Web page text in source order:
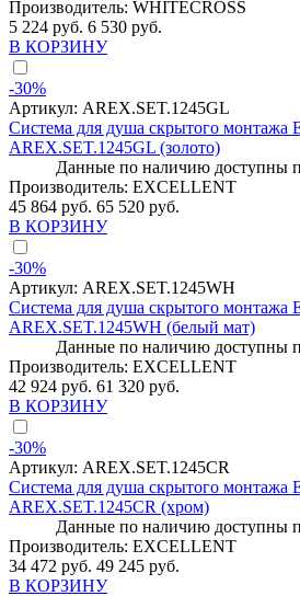
Производитель: WHITECROSS
5 224 руб. 6 530 руб.
В КОРЗИНУ
-30%
Артикул: AREX.SET.1245GL
Система для душа скрытого монтажа
AREX.SET.1245GL (золото)
Данные по наличию доступны
Производитель: EXCELLENT
45 864 руб. 65 520 руб.
В КОРЗИНУ
-30%
Артикул: AREX.SET.1245WH
Система для душа скрытого монтажа
AREX.SET.1245WH (белый мат)
Данные по наличию доступны
Производитель: EXCELLENT
42 924 руб. 61 320 руб.
В КОРЗИНУ
-30%
Артикул: AREX.SET.1245CR
Система для душа скрытого монтажа
AREX.SET.1245CR (хром)
Данные по наличию доступны
Производитель: EXCELLENT
34 472 руб. 49 245 руб.
В КОРЗИНУ